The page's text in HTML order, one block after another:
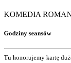
KOMEDIA
Godziny seansów
Tu honorujemy kartę